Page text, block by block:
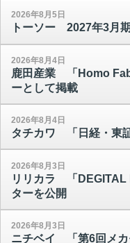
2026年8月5日
トーソー 2027年3月
2026年8月4日
鹿田産業 「Homo
ーとして掲載
2026年8月4日
タチカワ 「日経・東
2026年8月3日
リリカラ 「DEGITAL
ターを公開
2026年8月3日
ニチベイ 「第6回メカ